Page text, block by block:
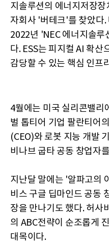
지솔루션의 에너지저장
자회사 '버테크'를 찾았다.
2022년 'NEC 에너지솔루
다. ESS는 피지컬 AI 확산
감당할 수 있는 핵심 인프
4월에는 미국 실리콘밸리
벌 톱티어 기업 팔란티어
(CEO)와 로봇 지능 개발
비나브 굽타 공동 창업자
지난달 말에는 '알파고의
비스 구글 딥마인드 공동
장을 만나기도 했다. 허사
의 ABC전략이 순조롭게
대목이다.